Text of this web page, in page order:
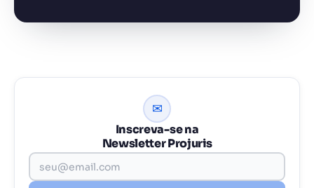
✉
Inscreva-se na
Newsletter Projuris